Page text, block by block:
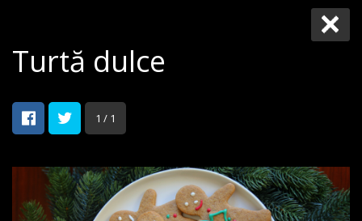
Turtă dulce
1 / 1